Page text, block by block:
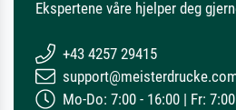
Ekspertene våre hjelper deg
+43 4257 29415
Mo-Do: 7:00 - 16:00 | Fr: